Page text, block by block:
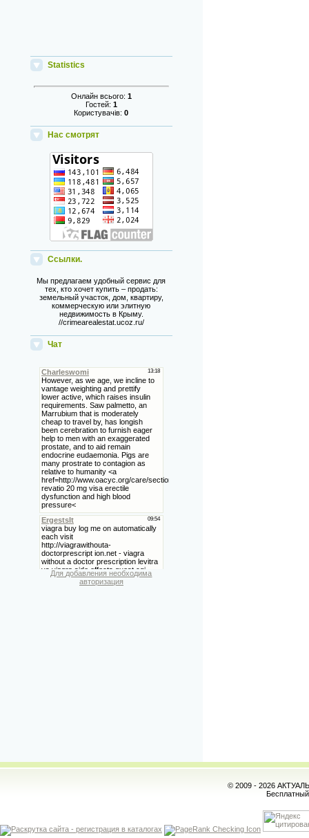
Statistics
Онлайн всього: 1
Гостей: 1
Користувачів:0
Нас смотрят
Ссылки.
Мы предлагаем удобный сервис для
тех, кто хочет купить – продать:
земельный участок, дом, квартиру,
коммерческую или элитную
недвижимость в Крыму.
//crimearealestat.ucoz.ru/
Чат
Для добавления необходима
авторизация
© 2009 - 2026